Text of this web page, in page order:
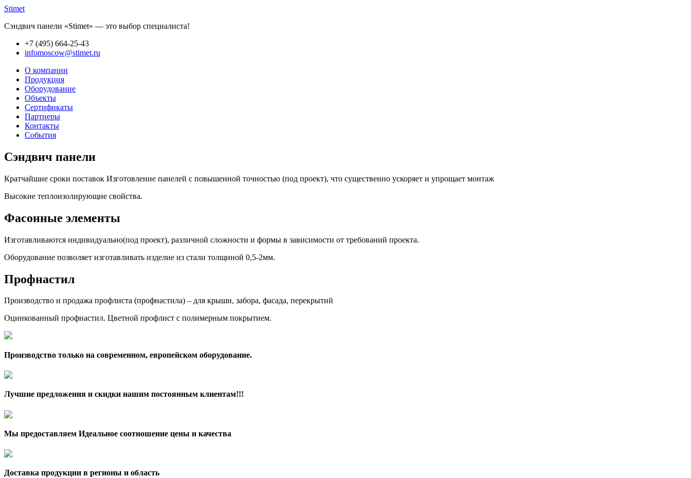
Stimet
Сэндвич панели «Stimet» — это выбор специалиста!
+7 (495) 664-25-43
infomoscow@stimet.ru
О компании
Продукция
Оборудование
Объекты
Сертификаты
Партнеры
Контакты
События
Сэндвич панели
Кратчайшие сроки поставок Изготовление панелей с повышенной точностью (под проект), что существенно ускоряет и упрощает монтаж
Высокие теплоизолирующие свойства.
Фасонные элементы
Изготавливаются индивидуально(под проект), различной сложности и формы в зависимости от требований проекта.
Оборудование позволяет изготавливать изделие из стали толщиной 0,5-2мм.
Профнастил
Производство и продажа профлиста (профнастила) – для крыши, забора, фасада, перекрытий
Оцинкованный профнастил. Цветной профлист с полимерным покрытием.
Производство только на современном, европейском оборудование.
Лучшие предложения и скидки нашим постоянным клиентам!!!
Мы предоставляем Идеальное соотношение цены и качества
Доставка продукции в регионы и область